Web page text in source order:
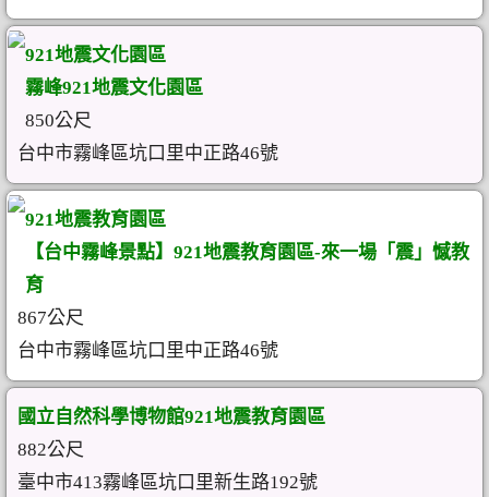
921地震文化園區
霧峰921地震文化園區
850公尺
台中市霧峰區坑口里中正路46號
921地震教育園區
【台中霧峰景點】921地震教育園區-來一場「震」憾教
育
867公尺
台中市霧峰區坑口里中正路46號
國立自然科學博物館921地震教育園區
882公尺
臺中市413霧峰區坑口里新生路192號